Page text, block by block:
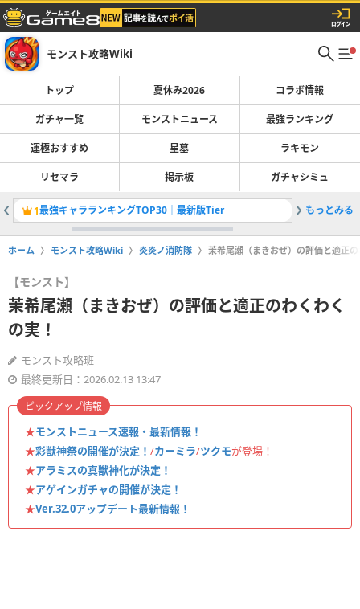
モンスト攻略Wiki
トップ 夏休み2026 コラボ情報
ガチャ一覧 モンストニュース 最強ランキング
運極おすすめ 星墓 ラキモン
リセマラ 掲示板 ガチャシミュ
1最強キャラランキングTOP30｜最新版Tier 2運極お
もっとみる
ホーム モンスト攻略Wiki 炎炎ノ消防隊 茉希尾瀬（まきおぜ）の評価と適正
【モンスト】
茉希尾瀬（まきおぜ）の評価と適正のわくわく
の実！
モンスト攻略班
最終更新日：2026.02.13 13:47
★モンストニュース速報・最新情報！
★彩獣神祭の開催が決定！ /カーミラ/ツクモが登場！
★アラミスの真獣神化が決定！
★アゲインガチャの開催が決定！
★Ver.32.0アップデート最新情報！
ピックアップ情報